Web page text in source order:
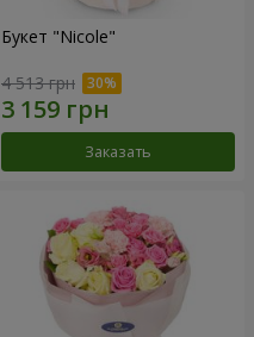
Букет "Nicole"
4 513 грн
Заказать